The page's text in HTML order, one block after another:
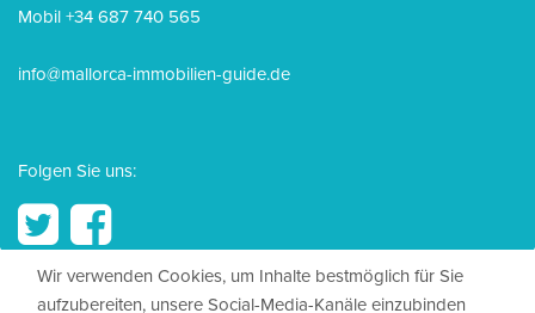
Mobil +34 687 740 565
info@mallorca-immobilien-guide.de
Folgen Sie uns:
Wir verwenden Cookies, um Inhalte bestmöglich für Sie
aufzubereiten, unsere Social-Media-Kanäle einzubinden